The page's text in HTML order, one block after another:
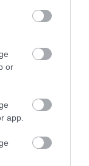
or
app.
Η
από μας
γυρίσετε την
[…]